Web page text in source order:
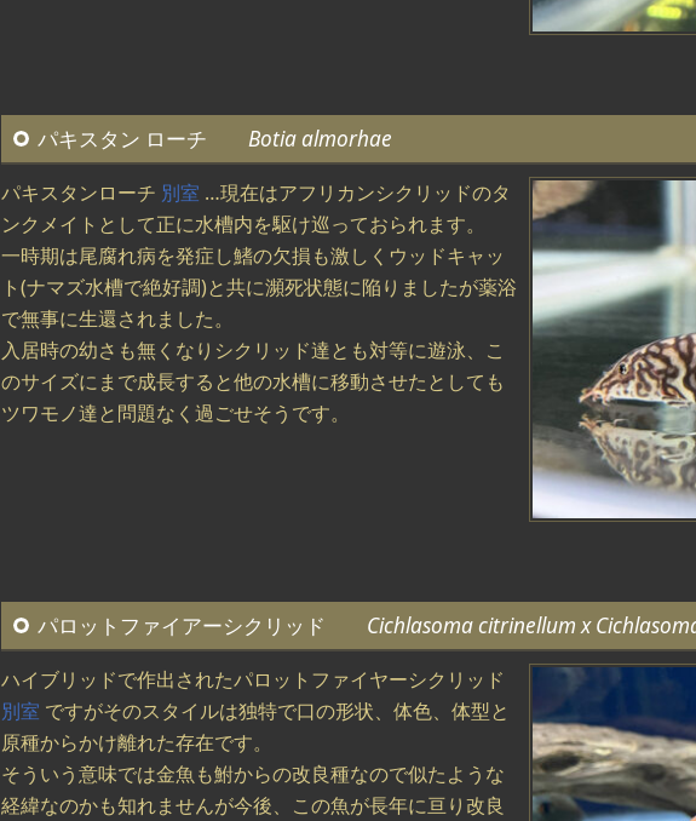
パキスタン ローチ Botia almorhae
パキスタンローチ 別室 …現在はアフリカンシクリッドのタ
ンクメイトとして正に水槽内を駆け巡っておられます。
一時期は尾腐れ病を発症し鰭の欠損も激しくウッドキャッ
ト(ナマズ水槽で絶好調)と共に瀕死状態に陥りましたが薬浴
で無事に生還されました。
入居時の幼さも無くなりシクリッド達とも対等に遊泳、こ
のサイズにまで成長すると他の水槽に移動させたとしても
ツワモノ達と問題なく過ごせそうです。
パロットファイアーシクリッド Cichlasoma citrinellum x
ハイブリッドで作出されたパロットファイヤーシクリッド
別室 ですがそのスタイルは独特で口の形状、体色、体型と
原種からかけ離れた存在です。
そういう意味では金魚も鮒からの改良種なので似たような
経緯なのかも知れませんが今後、この魚が長年に亘り改良